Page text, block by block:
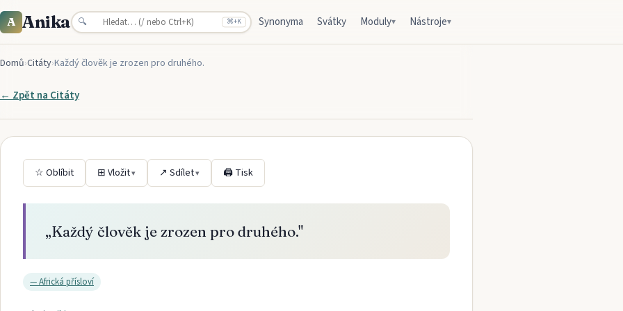
A Anika 🔍 ⌘+K Synonyma Svátky Moduly▾ Nástroje▾
Domů›Citáty›Každý člověk je zrozen pro druhého.
← Zpět na Citáty
☆ Oblíbit ⊞ Vložit▾ ↗ Sdílet▾ 🖨 Tisk
„Každý člověk je zrozen pro druhého."
—Africká přísloví